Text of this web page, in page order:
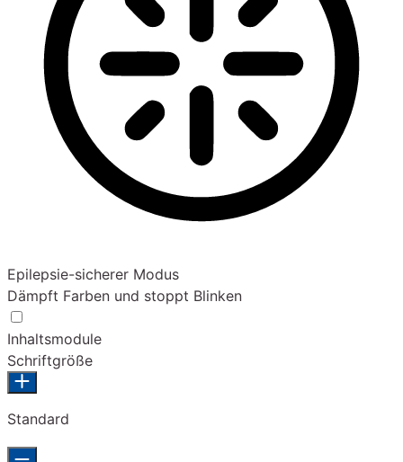
Epilepsie-sicherer Modus
Dämpft Farben und stoppt Blinken
Inhaltsmodule
Schriftgröße
Standard